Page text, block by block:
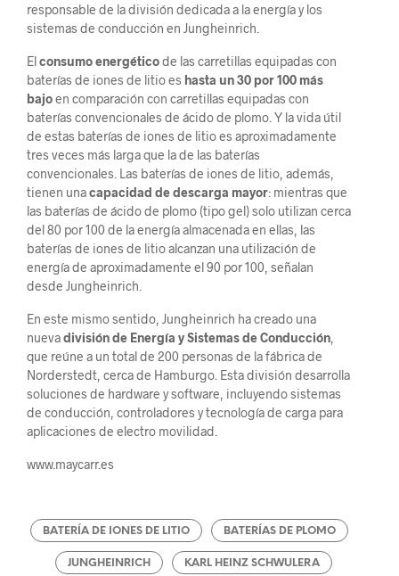
responsable de la división dedicada a la energía y los
sistemas de conducción en Jungheinrich.
Elconsumo energéticode las carretillas equipadas con
baterías de iones de litio es hasta un 30 por 100 más
bajoen comparación con carretillas equipadas con
baterías convencionales de ácido de plomo. Y la vida útil
de estas baterías de iones de litio es aproximadamente
tres veces más larga que la de las baterías
convencionales. Las baterías de iones de litio, además,
tienen unacapacidad de descarga mayor: mientras que
las baterías de ácido de plomo (tipo gel) solo utilizan cerca
del 80 por 100 de la energía almacenada en ellas, las
baterías de iones de litio alcanzan una utilización de
energía de aproximadamente el 90 por 100, señalan
desde Jungheinrich.
En este mismo sentido, Jungheinrich ha creado una
nuevadivisión de Energía y Sistemas de Conducción
que reúne a un total de 200 personas de la fábrica de
Norderstedt, cerca de Hamburgo. Esta división desarrolla
soluciones de hardware y software, incluyendo sistemas
de conducción, controladores y tecnología de carga para
aplicaciones de electro movilidad.
www.maycarr.es
BATERÍA DE IONES DE LITIO BATERÍAS DE PLOMO
JUNGHEINRICH KARL HEINZ SCHWULERA